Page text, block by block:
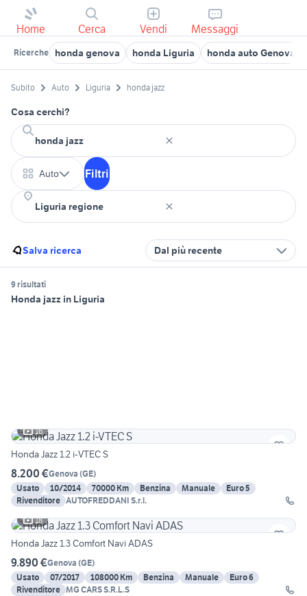
Home Cerca Vendi Messaggi
Ricerche honda genova honda Liguria honda auto Genova
Subito Auto Liguria honda jazz
Cosa cerchi?
Auto Filtri
Salva ricerca Dal più recente
9 risultati
Honda jazz in Liguria
16
Honda Jazz 1.2 i-VTEC S
8.200 €Genova (GE)
Usato
10/2014 70000 Km Benzina Manuale
Euro 5
Rivenditore AUTOFREDDANI S.r.l.
18
Honda Jazz 1.3 Comfort Navi ADAS
9.890 €Genova (GE)
Usato
07/2017 108000 Km Benzina Manuale
Euro 6
Rivenditore MG CARS S.R.L.S